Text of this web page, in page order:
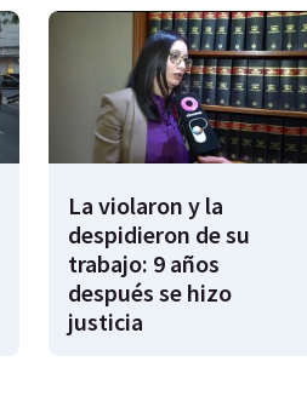
La violaron y la
despidieron de su
trabajo: 9 años
después se hizo
justicia